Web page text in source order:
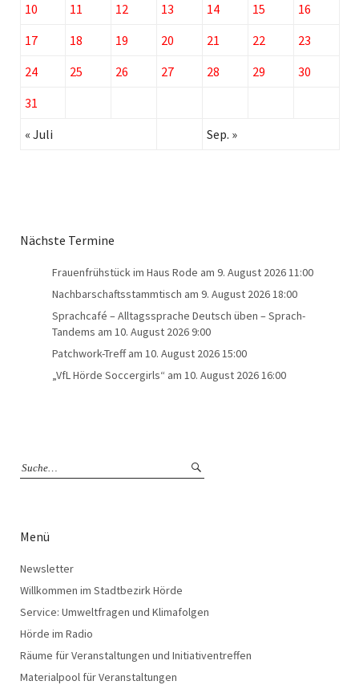
10
11 12 13 14 15
16
17
18 19 20 21 22
23
24
25 26 27 28 29
30
31
« Juli
Sep. »
Nächste Termine
Frauenfrühstück im Haus Rode am 9. August 2026 11:00
Nachbarschaftsstammtisch am 9. August 2026 18:00
Sprachcafé – Alltagssprache Deutsch üben – Sprach-
Tandems am 10. August 2026 9:00
Patchwork-Treffam 10. August 2026 15:00
„VfL Hörde Soccergirls“ am 10. August 2026 16:00
Menü
Newsletter
Willkommen im Stadtbezirk Hörde
Service: Umweltfragen und Klimafolgen
Hörde im Radio
Räume für Veranstaltungen und Initiativentreffen
Materialpool für Veranstaltungen